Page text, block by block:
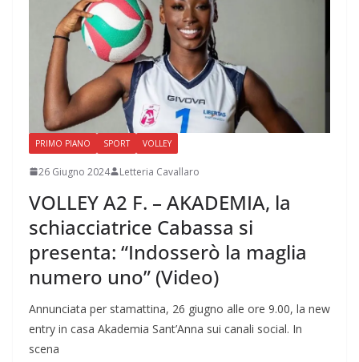
PRIMO PIANO SPORT VOLLEY
26 Giugno 2024 Letteria Cavallaro
VOLLEY A2 F. – AKADEMIA, la
schiacciatrice Cabassa si
presenta: “Indosserò la maglia
numero uno” (Video)
Annunciata per stamattina, 26 giugno alle ore 9.00, la new
entry in casa Akademia Sant’Anna sui canali social. In
scena